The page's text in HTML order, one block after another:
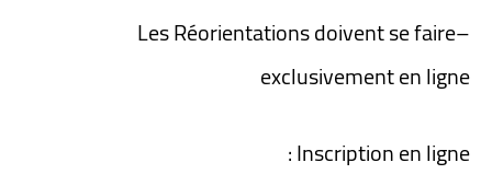
–
Les Réorientations doivent se faire
exclusivement en ligne
Inscription en ligne :